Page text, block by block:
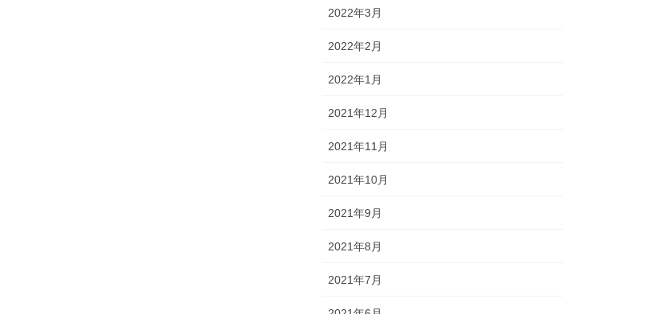
2022年3月
2022年2月
2022年1月
2021年12月
2021年11月
2021年10月
2021年9月
2021年8月
2021年7月